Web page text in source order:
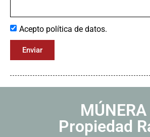
Acepto política de datos.
Enviar
MÚNERA
Propiedad